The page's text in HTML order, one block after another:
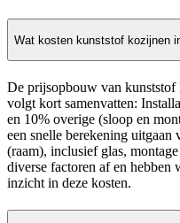
Wat kosten kunststof kozijnen
De prijsopbouw van
volgt kort samenvatten:
en 10% overige (sloop en
een snelle berekening uitgaan
(raam), inclusief glas,
diverse factoren af en hebben
inzicht in deze kosten.